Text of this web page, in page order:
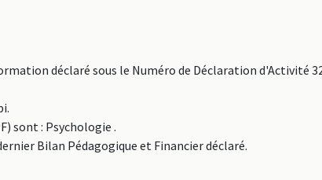
déclaré sous le Numéro de Déclaration d'Activité
sont : Psychologie .
Bilan Pédagogique et Financier déclaré.